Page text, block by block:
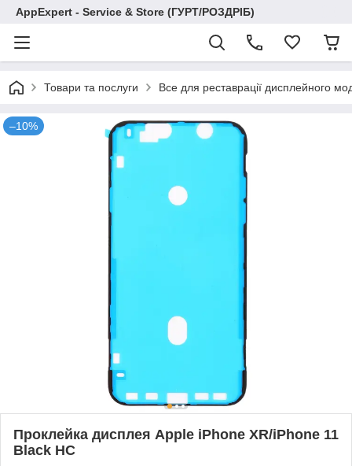
AppExpert - Service & Store (ГУРТ/РОЗДРІБ)
Товари та послуги Все для реставрації дисплейного
–10%
Проклейка дисплея Apple iPhone XR/iPhone 11
Black HC